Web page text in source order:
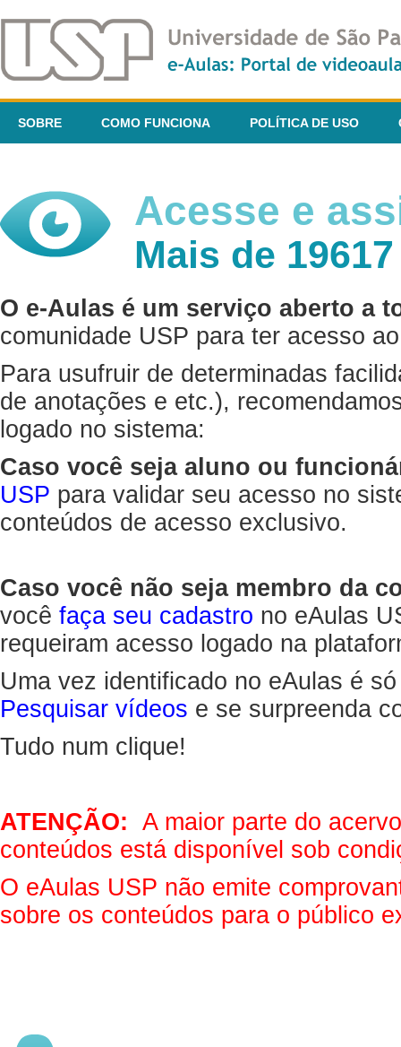
SOBRE COMO FUNCIONA POLÍTICA DE USO
Acesse e
Mais de
O e-Aulas é um serviço aberto a
comunidade USP para ter acesso
Para usufruir de determinadas
de anotações e etc.),
logado no sistema:
Caso você seja aluno ou
USP para validar seu acesso no
conteúdos de acesso exclusivo.
Caso você não seja membro da
você faça seu cadastro no eAulas
requeiram acesso logado na
Uma vez identificado no eAulas é
Pesquisar vídeos e se surpreenda
Tudo num clique!
ATENÇÃO: A maior parte do
conteúdos está disponível sob
O eAulas USP não emite
sobre os conteúdos para o público